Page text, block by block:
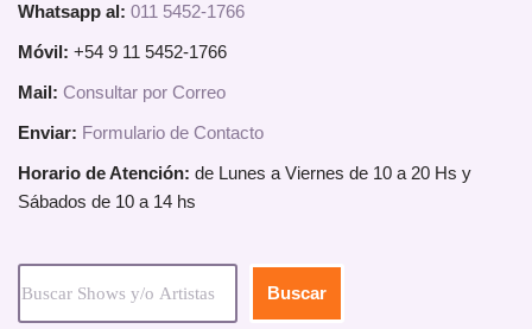
Whatsapp al: 011 5452-1766
Móvil: +54 9 11 5452-1766
Mail: Consultar por Correo
Enviar: Formulario de Contacto
Horario de Atención: de Lunes a Viernes de 10 a 20 Hs y
Sábados de 10 a 14 hs
Buscar